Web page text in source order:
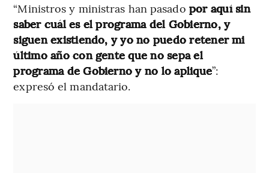
“Ministros y ministras han pasado por aquí sin
saber cuál es el programa del Gobierno, y
siguen existiendo, y yo no puedo retener mi
último año con gente que no sepa el
programa de Gobierno y no lo aplique”:
expresó el mandatario.